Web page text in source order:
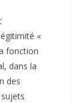
«
fonction
dans la
des